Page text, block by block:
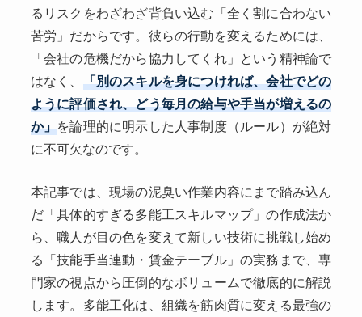
るリスクをわざわざ背負い込む「全く割に合わない
苦労」だからです。彼らの行動を変えるためには、
「会社の危機だから協力してくれ」という精神論で
はなく、 「別のスキルを身につければ、会社でどの
ように評価され、どう毎月の給与や手当が増えるの
か」を論理的に明示した人事制度（ルール）が絶対
に不可欠なのです。
本記事では、現場の泥臭い作業内容にまで踏み込ん
だ「具体的すぎる多能工スキルマップ」の作成法か
ら、職人が目の色を変えて新しい技術に挑戦し始め
る「技能手当連動・賃金テーブル」の実務まで、専
門家の視点から圧倒的なボリュームで徹底的に解説
します。多能工化は、組織を筋肉質に変える最強の